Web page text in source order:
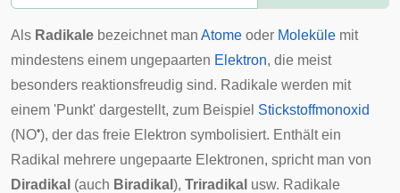
Als Radikale bezeichnet man Atome oder Moleküle mit
mindestens einem ungepaarten Elektron, die meist
besonders reaktionsfreudig sind. Radikale werden mit
einem 'Punkt' dargestellt, zum Beispiel Stickstoffmonoxid
(NO•), der das freie Elektron symbolisiert. Enthält ein
Radikal mehrere ungepaarte Elektronen, spricht man von
Diradikal (auch Biradikal ), Triradikal usw. Radikale